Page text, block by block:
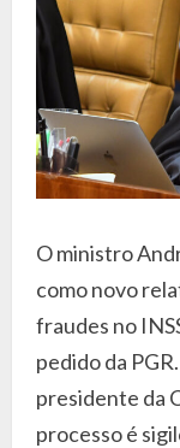
O ministro
como novo
fraudes no
pedido da
presidente da
processo é